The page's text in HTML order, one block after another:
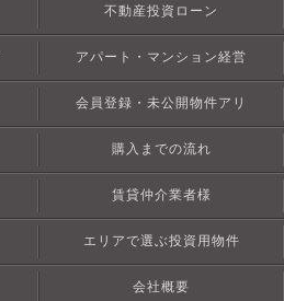
不動産投資ローン
アパート・マンション経営
会員登録・未公開物件アリ
購入までの流れ
賃貸仲介業者様
エリアで選ぶ投資用物件
会社概要